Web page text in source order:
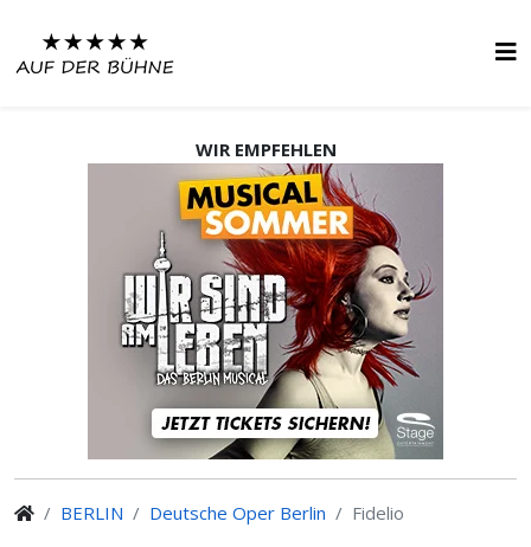
WIR EMPFEHLEN
BERLIN Deutsche Oper Berlin Fidelio